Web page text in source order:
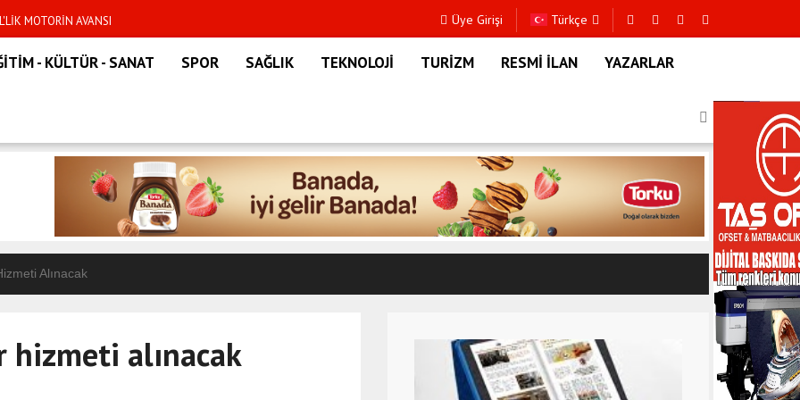
MOTORİN AVANSI
DEV AVANS ÖDEMESİ!
ÇİFTE AVANS
Üye Girişi Türkçe
- KÜLTÜR - SANAT SPOR SAĞLIK TEKNOLOJİ TURİZM RESMİ İLAN YAZARLAR
Alınacak
alınacak